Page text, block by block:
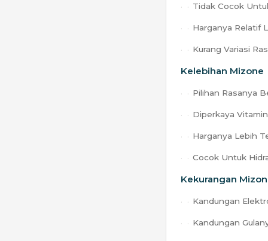
Tidak Cocok
Harganya Relatif
Kurang Variasi
Kelebihan Mizone
Pilihan Rasanya
Diperkaya Vitamin
Harganya Lebih
Cocok Untuk
Kekurangan
Kandungan
Kandungan